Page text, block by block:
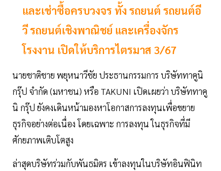
และเช่าซื้อครบวงจร ทั้ง รถยนต์ รถยนต์อี
วี รถยนต์เชิงพาณิชย์ และเครื่องจักร
โรงงาน เปิดให้บริการไตรมาส 3/67
นายชาติชาย พยุหนาวีชัย ประธานกรรมการ บริษัททาคูนิ
กรุ๊ป จำกัด (มหาชน) หรือ TAKUNI เปิดเผยว่า บริษัททาคู
นิ กรุ๊ป ยังคงเดินหน้ามองหาโอกาสการลงทุนเพื่อขยาย
ธุรกิจอย่างต่อเนื่อง โดยเฉพาะ การลงทุน ในธุรกิจที่มี
ศักยภาพเติบโตสูง
ล่าสุดบริษัทร่วมกับพันธมิตร เข้าลงทุนในบริษัทอินฟินิท